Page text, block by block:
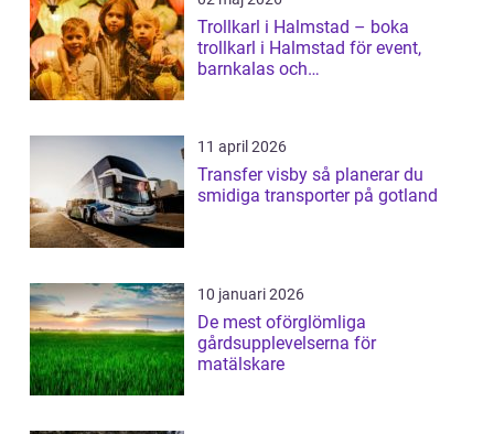
Trollkarl i Halmstad – boka
trollkarl i Halmstad för event,
barnkalas och
11 april 2026
Transfer visby så planerar du
smidiga transporter på gotland
10 januari 2026
De mest oförglömliga
gårdsupplevelserna för
matälskare